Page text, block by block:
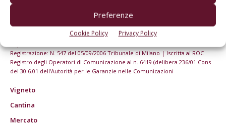
Preferenze
Cookie Policy Privacy Policy
© Tecniche Nuove Spa. Tutti i diritti riservati. Sede legale Via Eritrea 21 -
20157 Milano | Codice fiscale, Partita IVA e Iscrizione al Registro delle
Registrazione: N. 547 del 05/09/2006 Tribunale di Milano | Iscritta al ROC
Registro degli Operatori di Comunicazione al n. 6419 (delibera 236/01 Cons
del 30.6.01 dell'Autorità per le Garanzie nelle Comunicazioni
Vigneto
Cantina
Mercato